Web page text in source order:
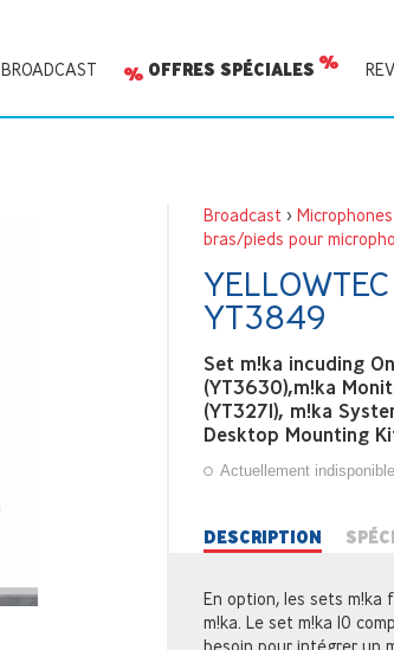
BROADCAST OFFRES SPÉCIALES
Broadcast >
bras/pieds pour
YELLOWTEC
YT3849
Set m!ka incuding
(YT3630),m!ka
(YT3271), m!ka
Desktop Mounting
Actuellement indisponible
DESCRIPTION
En option, les sets m!ka
m!ka. Le set m!ka 10
besoin pour intégrer un